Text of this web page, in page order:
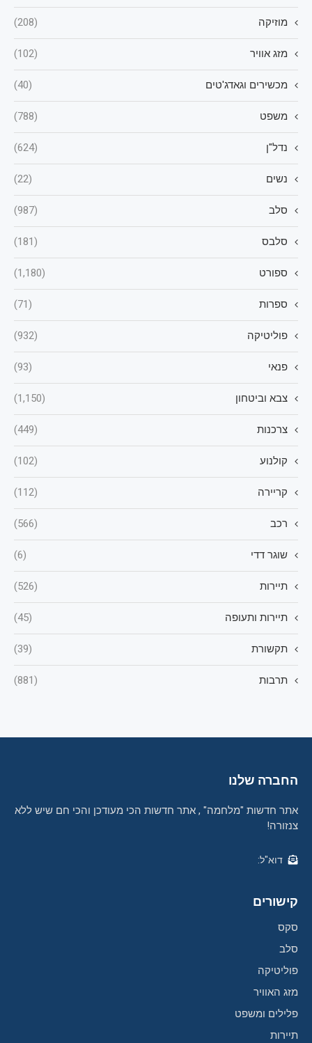
מוזיקה (208)
מזג אוויר (102)
מכשירים וגאדג'טים (40)
משפט (788)
נדל"ן (624)
נשים (22)
סלב (987)
סלבס (181)
ספורט (1,180)
ספרות (71)
פוליטיקה (932)
פנאי (93)
צבא וביטחון (1,150)
צרכנות (449)
קולנוע (102)
קריירה (112)
רכב (566)
שוגר דדי (6)
תיירות (526)
תיירות ותעופה (45)
תקשורת (39)
תרבות (881)
החברה שלנו
אתר חדשות "מלחמה" , אתר חדשות הכי מעודכן והכי חם שיש ללא
צנזורה!
דוא"ל:
קישורים
סקס
סלב
פוליטיקה
מזג האוויר
פלילים ומשפט
תיירות